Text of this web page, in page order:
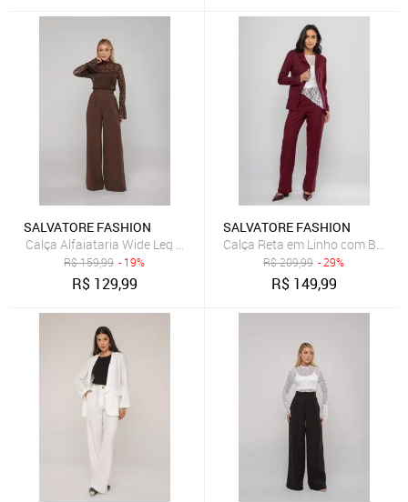
SALVATORE FASHION
Calça Alfaiataria Wide Leg Salvatore Marrom
R$159,99 - 19%
R$ 129,99
SALVATORE FASHION
Calça Reta em Linho com
R$209,99 - 29%
R$ 149,99